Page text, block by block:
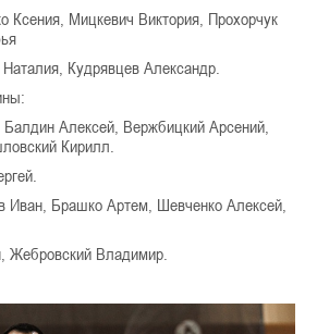
Ксения, Мицкевич Виктория, Прохорчук
Кудрявцев Александр.
Алексей, Вержбицкий Арсений,
Кирилл.
Брашко Артем, Шевченко Алексей,
Жебровский Владимир.